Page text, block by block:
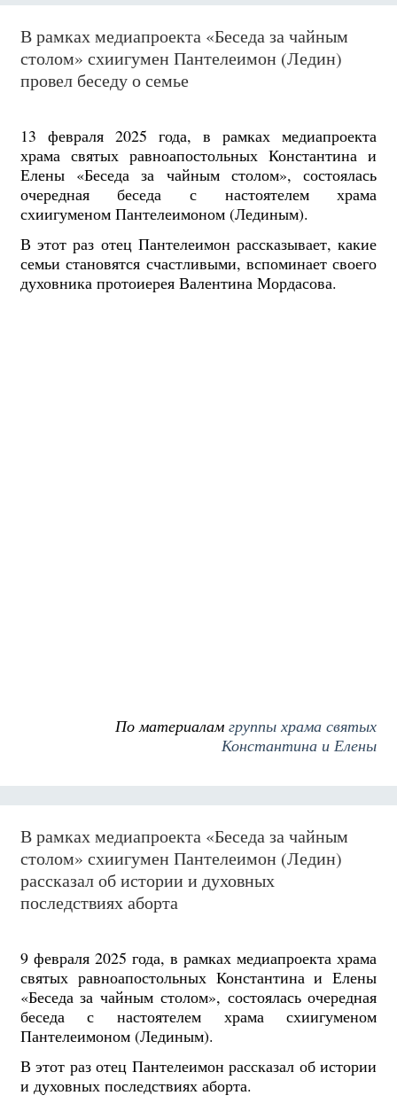
В рамках медиапроекта «Беседа за чайным
столом» схиигумен Пантелеимон (Ледин)
провел беседу о семье
13 февраля 2025 года, в рамках медиапроекта
храма святых равноапостольных Константина и
Елены «Беседа за чайным столом», состоялась
очередная беседа с настоятелем храма
схиигуменом Пантелеимоном (Лединым).
В этот раз отец Пантелеимон рассказывает, какие
семьи становятся счастливыми, вспоминает своего
духовника протоиерея Валентина Мордасова.
По материаламгруппы храма святых
Константина и Елены
В рамках медиапроекта «Беседа за чайным
столом» схиигумен Пантелеимон (Ледин)
рассказал об истории и духовных
последствиях аборта
9 февраля 2025 года, в рамках медиапроекта храма
святых равноапостольных Константина и Елены
«Беседа за чайным столом», состоялась очередная
беседа с настоятелем храма схиигуменом
Пантелеимоном (Лединым).
В этот раз отец Пантелеимон рассказал об истории
и духовных последствиях аборта.